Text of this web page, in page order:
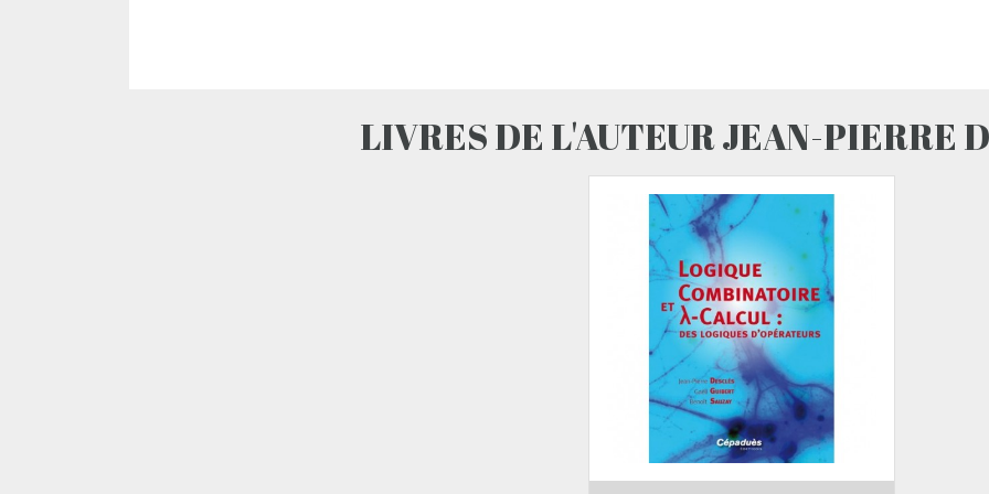
LIVRES DE L'AUTEUR JEAN-PIERRE